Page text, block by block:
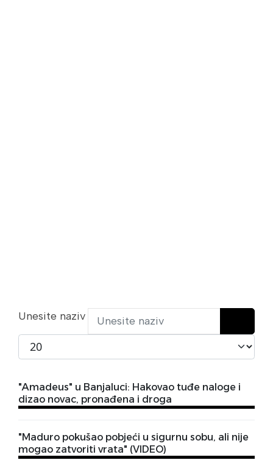
Unesite naziv
Prikaži broj
"Amadeus" u Banjaluci: Hakovao tuđe naloge i
dizao novac, pronađena i droga
"Maduro pokušao pobjeći u sigurnu sobu, ali nije
mogao zatvoriti vrata" (VIDEO)